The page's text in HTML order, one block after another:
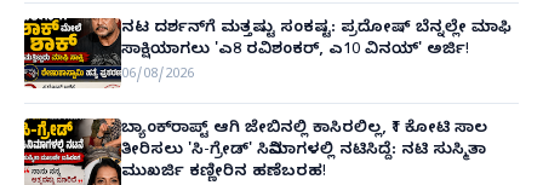
ನಟ ದರ್ಶನ್‌ಗೆ ಮತ್ತಷ್ಟು ಸಂಕಷ್ಟ: ಪ್ರದೋಷ್ ಬೆನ್ನಲ್ಲೇ ಮಾಫಿ
ಸಾಕ್ಷಿಯಾಗಲು 'ಎ8 ರವಿಶಂಕರ್, ಎ10 ವಿನಯ್' ಅರ್ಜಿ!
06/08/2026
ಬ್ಯಾಂಕ್‌ರಾಪ್ಟ್‌ ಆಗಿ ಜೇಬಿನಲ್ಲಿ ಕಾಸಿರಲಿಲ್ಲ, ₹1 ಕೋಟಿ ಸಾಲ
ತೀರಿಸಲು 'ಸಿ-ಗ್ರೇಡ್' ಸಿನಿಮಾಗಳಲ್ಲಿ ನಟಿಸಿದ್ದೆ: ನಟಿ ಸುಸ್ಮಿತಾ
ಮುಖರ್ಜಿ ಕಣ್ಣೀರಿನ ಹಣೆಬರಹ!